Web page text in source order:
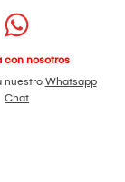
con nosotros
nuestro Whatsapp
Chat